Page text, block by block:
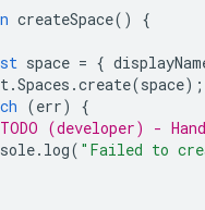
createSpace()
{
space = {
.Spaces .create(space);
(err)
{
(developer) -
. log( "Failed to